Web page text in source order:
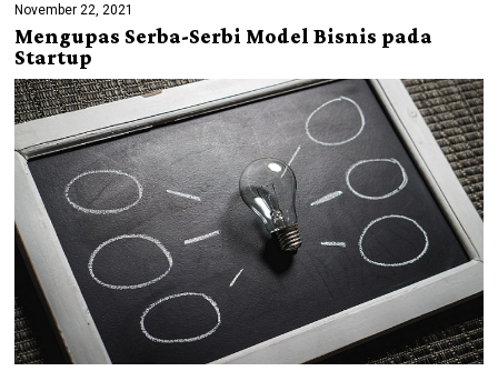
November 22, 2021
Mengupas Serba-Serbi Model Bisnis pada
Startup